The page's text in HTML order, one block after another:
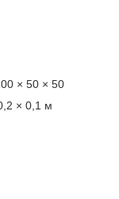
× 50 × 50
× 0,1 м